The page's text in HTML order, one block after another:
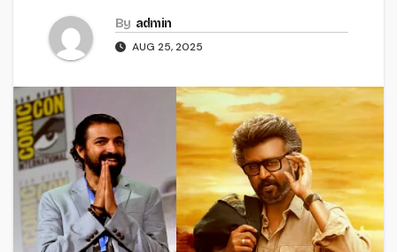
By admin
AUG 25, 2025